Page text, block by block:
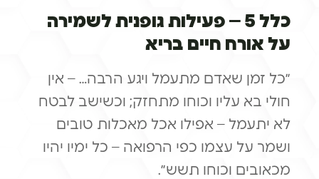
כלל 5 – פעילות גופנית לשמירה
על אורח חיים בריא
״כל זמן שאדם מתעמל ויגע הרבה… – אין
חולי בא עליו וכוחו מתחזק; וכשישב לבטח
לא יתעמל – אפילו אכל מאכלות טובים
ושמר על עצמו כפי הרפואה – כל ימיו יהיו
מכאובים וכוחו תשש״.